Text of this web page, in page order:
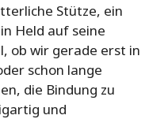
Stütze, ein
Held auf seine
ob wir gerade erst in
schon lange
die Bindung zu
und